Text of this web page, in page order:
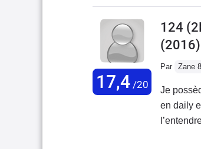
connu chez Abarth qui
de pied. Pas besoin
spécialement conduire
gentiment joueuse du
à l'ESP et au différentiel
encore chère sur le
commence à remonter
17,4/20
124
(2016)
Par Zane
Je
en daily